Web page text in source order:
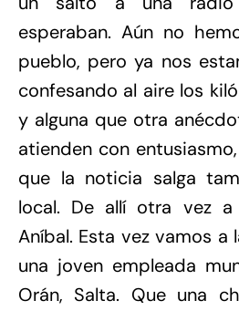
esperaban. Aún no
pueblo, pero ya nos
confesando al aire los
y alguna que otra
atienden con
que la noticia salga
local. De allí otra vez
Aníbal. Esta vez vamos a
una joven empleada
Orán, Salta. Que una